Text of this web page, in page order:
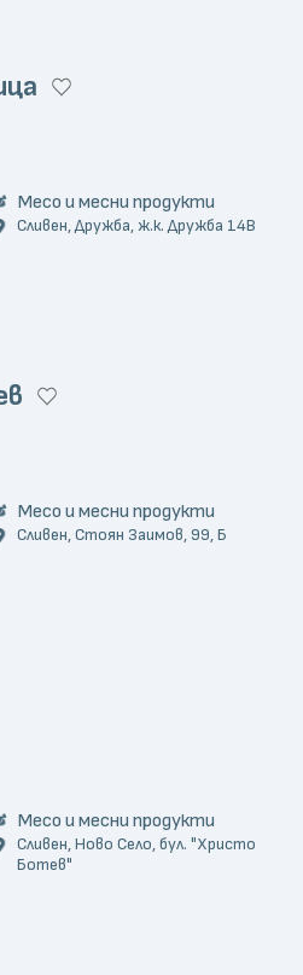
Месо и месни продукти
Сливен, Дружба, ж.к. Дружба 14В
Месо и месни продукти
Сливен, Стоян Заимов, 99, Б
Месо и месни продукти
Сливен, Ново Село, бул. "Христо
Ботев"